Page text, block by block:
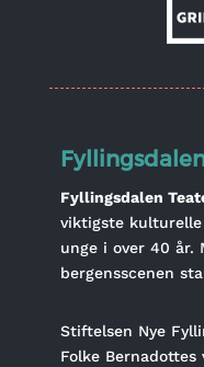
Fyllingsdalen
viktigste
unge i over 40 år.
bergensscenen
Stiftelsen Nye
Folke Bernadottes